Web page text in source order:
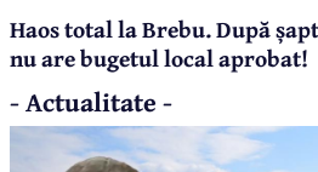
Haos total la Brebu. După
nu are bugetul local aprobat!
- Actualitate -